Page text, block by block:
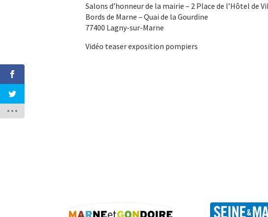
Salons d’honneur de la mairie – 2 Place de l’Hôtel de
Bords de Marne – Quai de la Gourdine
77400 Lagny-sur-Marne
Vidéo teaser exposition pompiers